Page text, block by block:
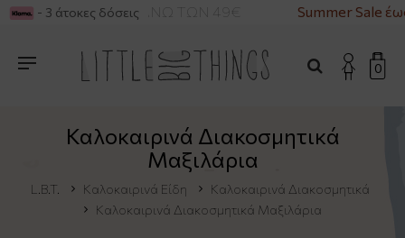
ΓΙΑ ΑΓΟΡΕΣ ΑΝΩ ΤΩΝ 49€ Summer Sale
- 3 άτοκες δόσεις
0
Καλοκαιρινά Διακοσμητικά
Μαξιλάρια
L.B.T. Καλοκαιρινά Είδη
Καλοκαιρινά Διακοσμητικά
Καλοκαιρινά Διακοσμητικά Μαξιλάρια